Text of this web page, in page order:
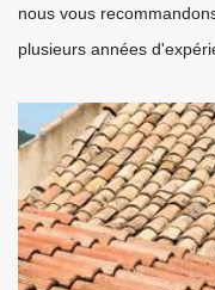
nous vous
plusieurs années